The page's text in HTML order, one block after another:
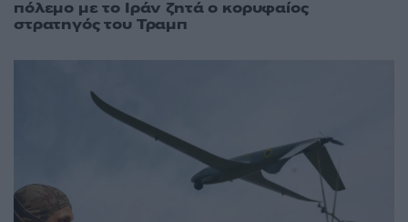
πόλεμο με το Ιράν ζητά ο κορυφαίος
στρατηγός του Τραμπ